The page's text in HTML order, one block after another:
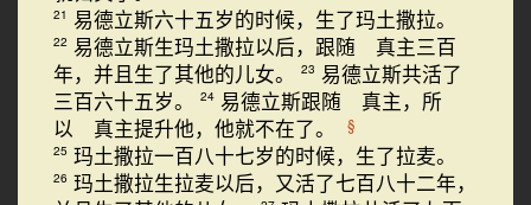
21 易德立斯六十五岁的时候，生了玛土撒拉。
22 易德立斯生玛土撒拉以后，跟随 真主三百
年，并且生了其他的儿女。
23 易德立斯共活了
三百六十五岁。
24 易德立斯跟随 真主，所
以 真主提升他，他就不在了。
§
25 玛土撒拉一百八十七岁的时候，生了拉麦。
26 玛土撒拉生拉麦以后，又活了七百八十二年，